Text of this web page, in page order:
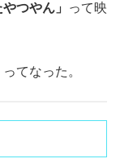
つやん」
って映
てなった。